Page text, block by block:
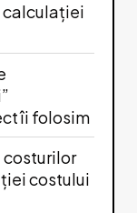
calculației
îi folosim
costurilor
costului